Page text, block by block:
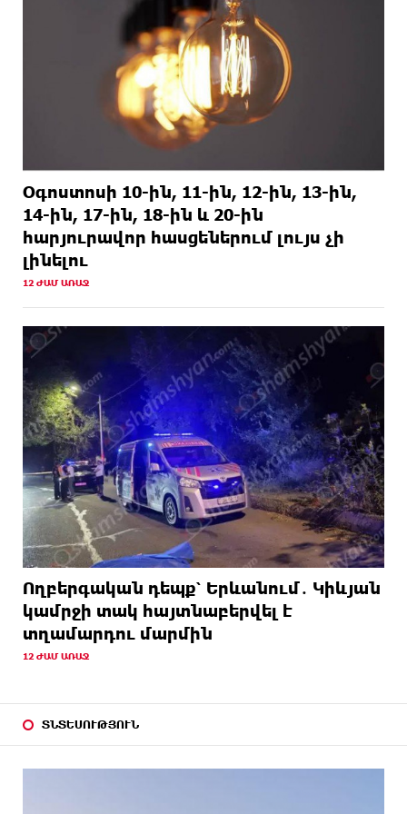
Օգոստոսի 10-ին, 11-ին, 12-ին, 13-ին,
14-ին, 17-ին, 18-ին և 20-ին
հարյուրավոր հասցեներում լույս չի
լինելու
12 ԺԱՄ ԱՌԱՋ
Ողբերգական դեպք՝ Երևանում․ Կիևյան
կամրջի տակ հայտնաբերվել է
տղամարդու մարմին
12 ԺԱՄ ԱՌԱՋ
ՏՆՏԵՍՈՒԹՅՈՒՆ